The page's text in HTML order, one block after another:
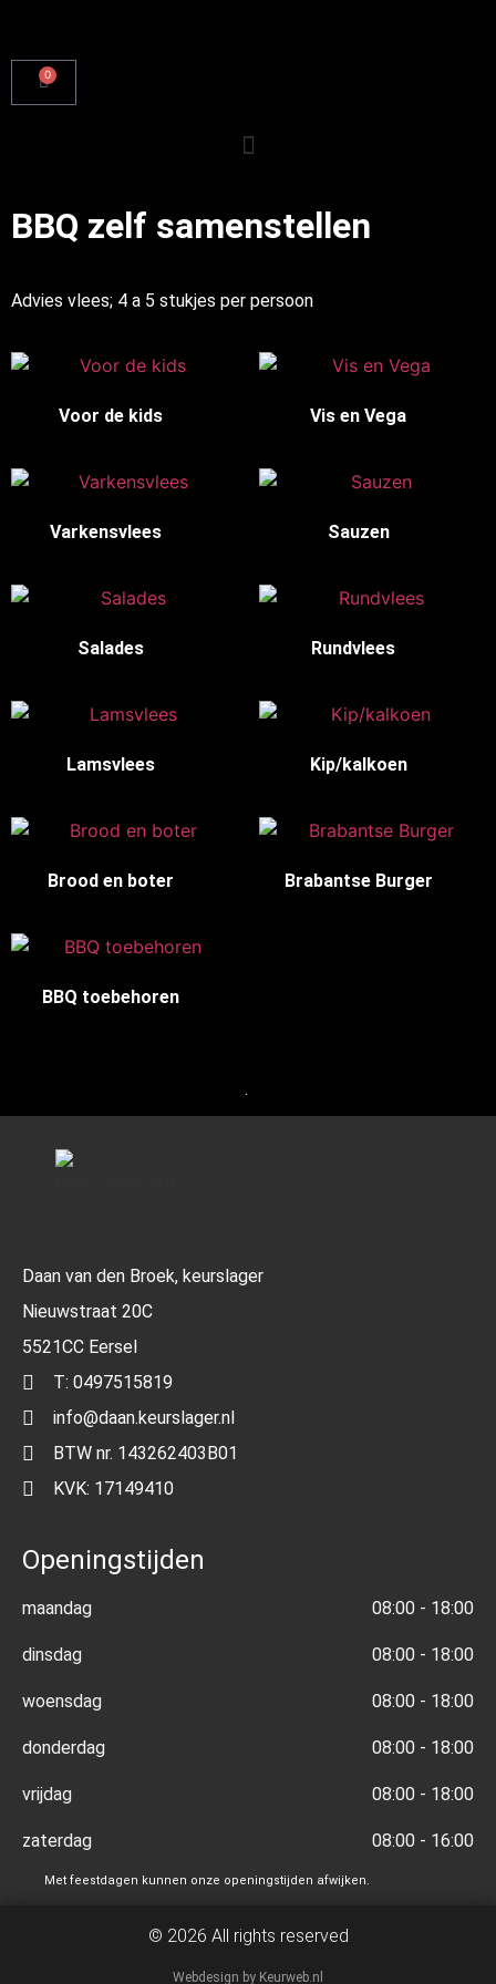
0
BBQ zelf samenstellen
Advies vlees; 4 a 5 stukjes per persoon
Voor de kids Vis en Vega
Varkensvlees Sauzen
Salades Rundvlees
Lamsvlees Kip/kalkoen
Brood en boter Brabantse Burger
BBQ toebehoren
.
Daan van den Broek, keurslager
Nieuwstraat 20C
5521CC Eersel
T: 0497515819
info@daan.keurslager.nl
BTW nr. 143262403B01
KVK: 17149410
Openingstijden
maandag 08:00 - 18:00
dinsdag 08:00 - 18:00
woensdag 08:00 - 18:00
donderdag 08:00 - 18:00
vrijdag 08:00 - 18:00
zaterdag 08:00 - 16:00
Met feestdagen kunnen onze openingstijden afwijken.
© 2026 All rights reserved
Webdesign by Keurweb.nl